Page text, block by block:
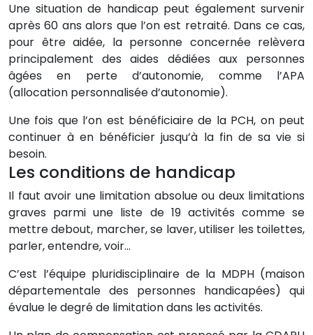
Une situation de handicap peut également survenir
après 60 ans alors que l’on est retraité. Dans ce cas,
pour être aidée, la personne concernée relèvera
principalement des aides dédiées aux personnes
âgées en perte d’autonomie, comme l’APA
(allocation personnalisée d’autonomie).
Une fois que l’on est bénéficiaire de la PCH, on peut
continuer à en bénéficier jusqu’à la fin de sa vie si
besoin.
Les conditions de handicap
Il faut avoir une limitation absolue ou deux limitations
graves parmi une liste de 19 activités comme se
mettre debout, marcher, se laver, utiliser les toilettes,
parler, entendre, voir…
C’est l’équipe pluridisciplinaire de la MDPH (maison
départementale des personnes handicapées) qui
évalue le degré de limitation dans les activités.